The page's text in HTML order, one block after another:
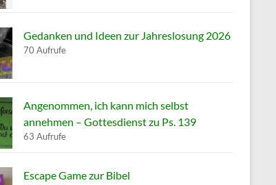
Gedanken und Ideen zur Jahreslosung 2026
70 Aufrufe
Angenommen, ich kann mich selbst
annehmen – Gottesdienst zu Ps. 139
63 Aufrufe
Escape Game zur Bibel